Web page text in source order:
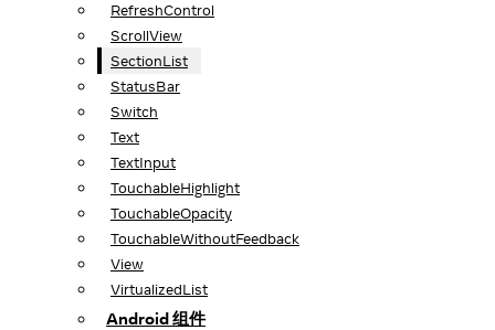
RefreshControl
ScrollView
SectionList
StatusBar
Switch
Text
TextInput
TouchableHighlight
TouchableOpacity
TouchableWithoutFeedback
View
VirtualizedList
Android 组件